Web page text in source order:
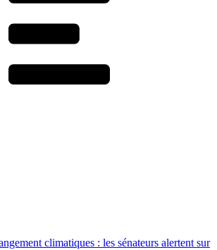
climatiques : les sénateurs alertent sur